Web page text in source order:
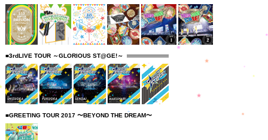
■3rdLIVE TOUR ～GLORIOUS ST@GE!～
■GREETING TOUR 2017 〜BEYOND THE DREAM〜